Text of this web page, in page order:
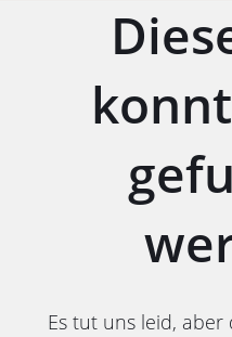
Es tut uns leid, aber